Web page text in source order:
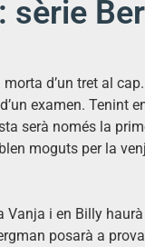
d’un tret al
examen. Tenint
serà només la
moguts per la
Vanja i en Billy
posarà a